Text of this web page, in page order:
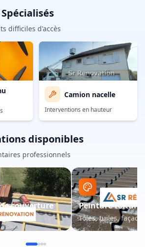
difficiles d'accès
Camion nacelle
Interventions en hauteur
disponibles
professionnels
couverture Peinture toiture
Tôles, tuiles,